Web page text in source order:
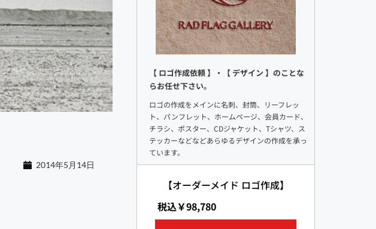
2014年5月14日
【 ロゴ作成依頼 】・【 デザイン 】のことな
らお任せ下さい。
ロゴの作成をメインに名刺、封筒、リーフレッ
ト、パンフレット、ホームページ、会員カード、
チラシ、ポスター、CDジャケット、Tシャツ、ス
テッカーなどなどあらゆるデザインの作成を承っ
ています。
【オーダーメイド ロゴ作成】
税込￥98,780